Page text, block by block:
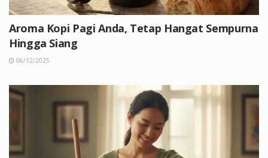
Aroma Kopi Pagi Anda, Tetap Hangat Sempurna
Hingga Siang
06/12/2025